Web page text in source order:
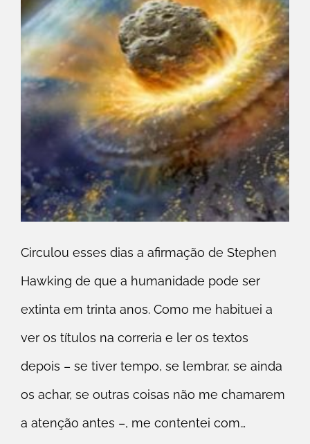
Circulou esses dias a afirmação de Stephen
Hawking de que a humanidade pode ser
extinta em trinta anos. Como me habituei a
ver os títulos na correria e ler os textos
depois – se tiver tempo, se lembrar, se ainda
os achar, se outras coisas não me chamarem
a atenção antes –, me contentei com…